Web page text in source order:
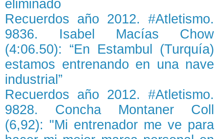
eliminado
Recuerdos año 2012. #Atletismo.
9836. Isabel Macías Chow
(4:06.50): “En Estambul (Turquía)
estamos entrenando en una nave
industrial”
Recuerdos año 2012. #Atletismo.
9828. Concha Montaner Coll
(6,92): "Mi entrenador me ve para